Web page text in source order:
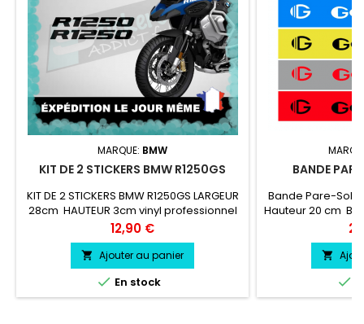
MARQUE: BMW
KIT DE 2 STICKERS BMW R1250GS
KIT DE 2 STICKERS BMW R1250GS LARGEUR
28cm HAUTEUR 3cm vinyl professionnel
très résistant résiste a l'eau, essence,
chaleur, froid.
Prix
12,90 €
 Ajouter au panier
 En stock
BANDE
Bande Pare-
Hauteur 20 cm
au choix Logo

